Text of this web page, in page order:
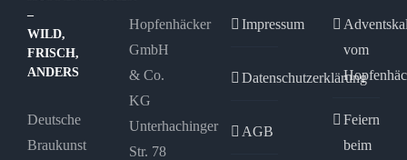
auf
der
Produktseite
gewählt
werden
–
WILD,
FRISCH,
ANDERS
Deutsche
Braukunst
Hopfenhäcker
GmbH
& Co.
KG
Unterhachinger
Str. 78
Impressum
Datenschutzerklärung
AGB
vom
Feiern
beim